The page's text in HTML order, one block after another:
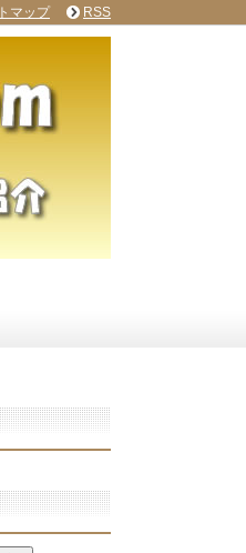
マップ RSS